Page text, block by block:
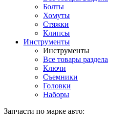
Болты
Хомуты
Стяжки
Клипсы
Инструменты
Инструменты
Все товары раздела
Ключи
Съемники
Головки
Наборы
Запчасти по марке авто: